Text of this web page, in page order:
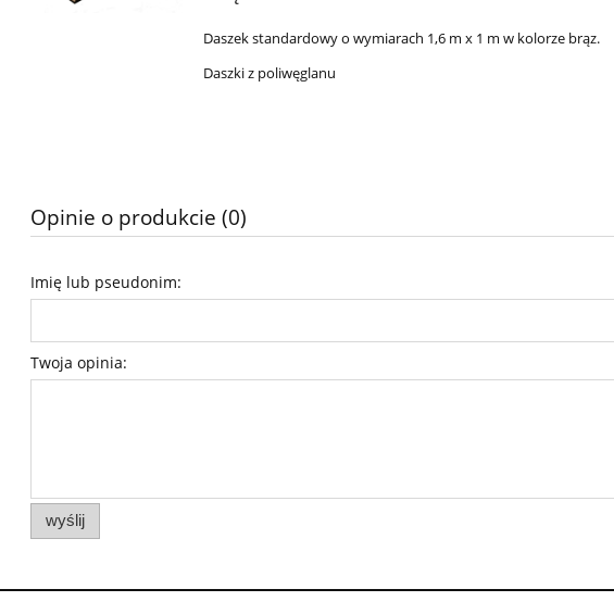
Daszek standardowy o wymiarach 1,6 m x 1 m w kolorze brąz.
Daszki z poliwęglanu
Opinie o produkcie (0)
Imię lub pseudonim:
Twoja opinia:
wyślij